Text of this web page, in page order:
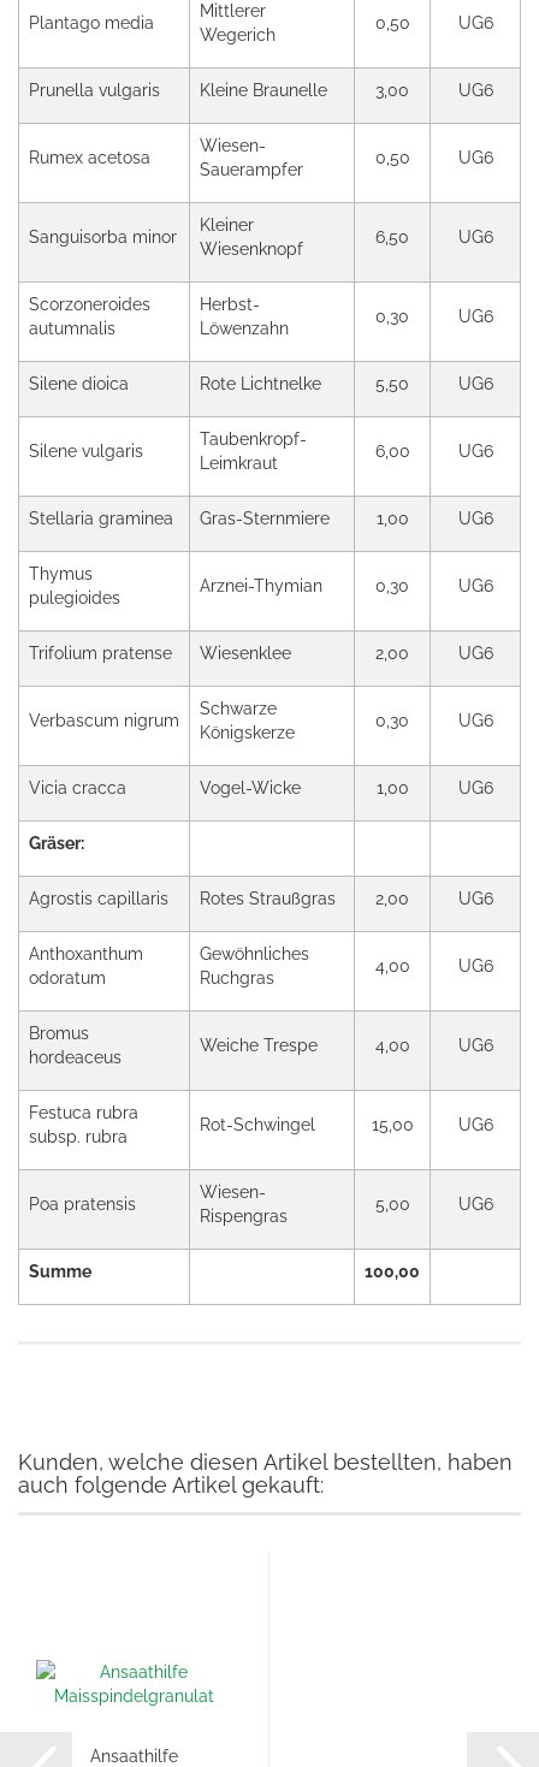
Plantago media
Mittlerer
Wegerich
0,50 UG6
Prunella vulgaris Kleine Braunelle 3,00 UG6
Rumex acetosa
Wiesen-
Sauerampfer
0,50 UG6
Sanguisorba minor
Kleiner
Wiesenknopf
6,50 UG6
Scorzoneroides
autumnalis
Herbst-
Löwenzahn
0,30 UG6
Silene dioica Rote Lichtnelke 5,50 UG6
Silene vulgaris
Taubenkropf-
Leimkraut
6,00 UG6
Stellaria graminea Gras-Sternmiere 1,00 UG6
Thymus
pulegioides
Arznei-Thymian 0,30 UG6
Trifolium pratense Wiesenklee 2,00 UG6
Verbascum nigrum
Schwarze
Königskerze
0,30 UG6
Vicia cracca Vogel-Wicke 1,00 UG6
Gräser:
Agrostis capillaris Rotes Straußgras 2,00 UG6
Anthoxanthum
odoratum
Gewöhnliches
Ruchgras
4,00 UG6
Bromus
hordeaceus
Weiche Trespe 4,00 UG6
Festuca rubra
subsp. rubra
Rot-Schwingel 15,00 UG6
Poa pratensis
Wiesen-
Rispengras
5,00 UG6
Summe 100,00
Kunden, welche diesen Artikel bestellten, haben
auch folgende Artikel gekauft:
Ansaathilfe